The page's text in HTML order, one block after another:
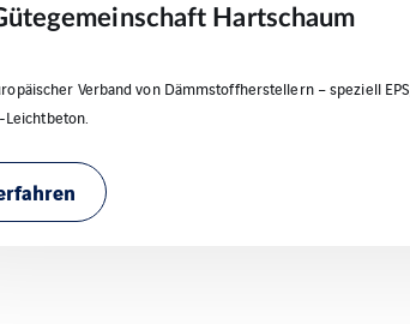
Hartschaum
Verband von Dämmstoffherstellern – speziell EPS,